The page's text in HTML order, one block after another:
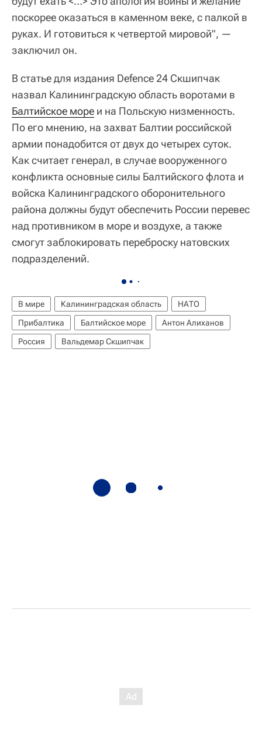
поскорее оказаться в каменном веке, с палкой в
руках. И готовиться к четвертой мировой", —
заключил он.
В статье для издания Defence 24 Скшипчак
назвал Калининградскую область воротами в
Балтийское море и на Польскую низменность.
По его мнению, на захват Балтии российской
армии понадобится от двух до четырех суток.
Как считает генерал, в случае вооруженного
конфликта основные силы Балтийского флота и
войска Калининградского оборонительного
района должны будут обеспечить России перевес
над противником в море и воздухе, а также
смогут заблокировать переброску натовских
подразделений.
В мире Калининградская область
НАТО
Прибалтика
Балтийское море
Антон Алиханов
Россия
Вальдемар Скшипчак